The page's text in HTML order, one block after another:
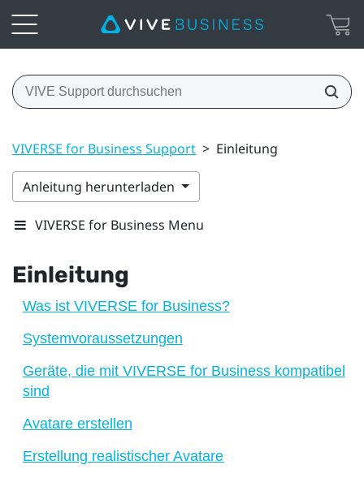
VIVERSE for Business Support > Einleitung
Anleitung herunterladen
VIVERSE for Business Menu
Einleitung
Was ist VIVERSE for Business?
Systemvoraussetzungen
Geräte, die mit VIVERSE for Business kompatibel
sind
Avatare erstellen
Erstellung realistischer Avatare